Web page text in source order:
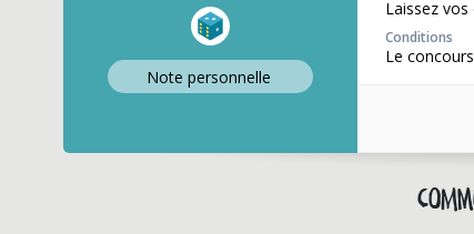
Note personnelle
Laissez
Conditions
Le